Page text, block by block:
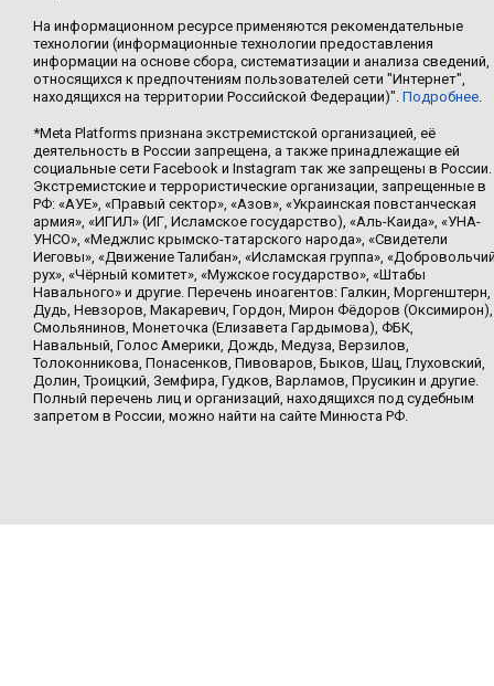
На информационном ресурсе применяются рекомендательные
технологии (информационные технологии предоставления
информации на основе сбора, систематизации и анализа сведений,
относящихся к предпочтениям пользователей сети "Интернет",
находящихся на территории Российской Федерации)". Подробнее
*Meta Platforms признана экстремистской организацией, её
деятельность в России запрещена, а также принадлежащие ей
социальные сети Facebook и Instagram так же запрещены в России.
Экстремистские и террористические организации, запрещенные в
РФ: «АУЕ», «Правый сектор», «Азов», «Украинская повстанческая
армия», «ИГИЛ» (ИГ, Исламское государство), «Аль-Каида», «УНА-
УНСО», «Меджлис крымско-татарского народа», «Свидетели
Иеговы», «Движение Талибан», «Исламская группа»,
рух», «Чёрный комитет», «Мужское государство», «Штабы
Навального» и другие. Перечень иноагентов: Галкин, Моргенштерн,
Дудь, Невзоров, Макаревич, Гордон, Мирон Фёдоров (Оксимирон),
Смольянинов, Монеточка (Елизавета Гардымова), ФБК,
Навальный, Голос Америки, Дождь, Медуза, Верзилов,
Толоконникова, Понасенков, Пивоваров, Быков, Шац, Глуховский,
Долин, Троицкий, Земфира, Гудков, Варламов, Прусикин и другие.
Полный перечень лиц и организаций, находящихся под судебным
запретом в России, можно найти на сайте Минюста РФ.